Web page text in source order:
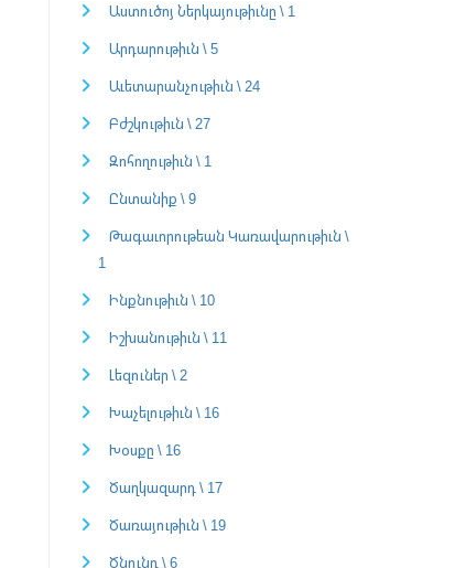
Աստուծոյ Ներկայութիւնը \ 1
Արդարութիւն \ 5
Աւետարանչութիւն \ 24
Բժշկութիւն \ 27
Զոհողութիւն \ 1
Ընտանիք \ 9
Թագաւորութեան Կառավարութիւն \
1
Ինքնութիւն \ 10
Իշխանութիւն \ 11
Լեզուներ \ 2
Խաչելութիւն \ 16
Խօսքը \ 16
Ծաղկազարդ \ 17
Ծառայութիւն \ 19
Ծնունդ \ 6